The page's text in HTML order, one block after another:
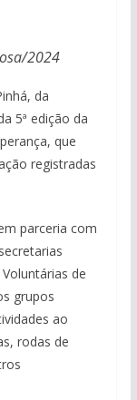
2024
da
5ª edição da
que
registradas
parceria com
de
grupos
ao
rodas de